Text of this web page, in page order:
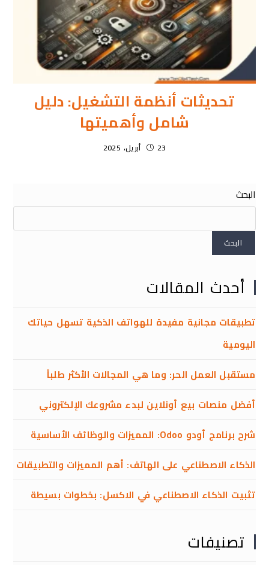
تحديثات أنظمة التشغيل: دليل
شامل وأهميتها
23 أبريل، 2025
البحث
البحث
أحدث المقالات
تطبيقات مجانية مفيدة للهواتف الذكية تسهل حياتك
اليومية
مستقبل العمل الحر: وما هي المجالات الأكثر طلباً
أفضل منصات بيع أونلاين لبدء مشروعك الإلكتروني
شرح برنامج أودو Odoo: المميزات والوظائف الأساسية
الذكاء الاصطناعي على الهاتف: أهم المميزات والتطبيقات
تثبيت الذكاء الاصطناعي في الاكسل: بخطوات بسيطة
تصنيفات